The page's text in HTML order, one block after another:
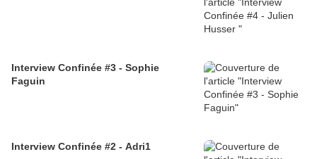
Interview Confinée #3 - Sophie
Faguin
Interview Confinée #2 - Adri1